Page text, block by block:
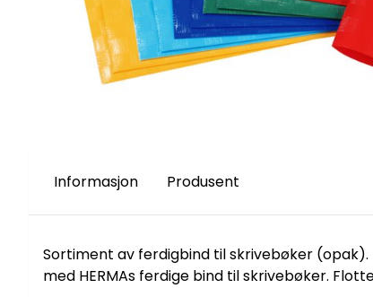
Informasjon Produsent
Sortiment av ferdigbind til skrivebøker (opak).
med HERMAs ferdige bind til skrivebøker.